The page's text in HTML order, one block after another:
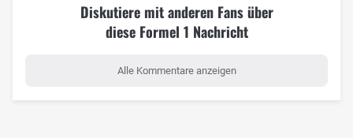
Diskutiere mit anderen Fans über
diese Formel 1 Nachricht
Alle Kommentare anzeigen